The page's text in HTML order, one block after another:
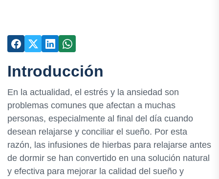
Introducción
En la actualidad, el estrés y la ansiedad son
problemas comunes que afectan a muchas
personas, especialmente al final del día cuando
desean relajarse y conciliar el sueño. Por esta
razón, las infusiones de hierbas para relajarse antes
de dormir se han convertido en una solución natural
y efectiva para mejorar la calidad del sueño y